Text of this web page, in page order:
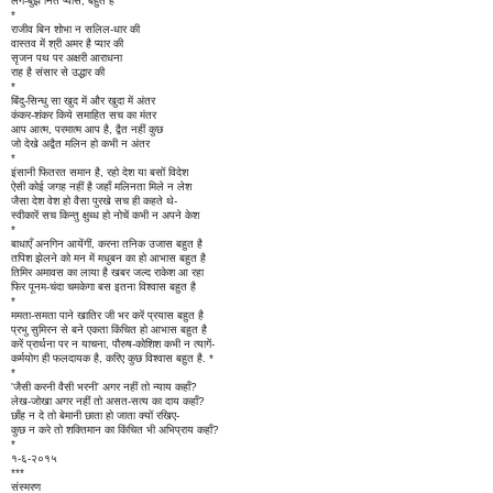
*
राजीव बिन शोभा न सलिल-धार की
वास्तव में श्री अमर है प्यार की
सृजन पथ पर अक्षरी आराधना
राह है संसार से उद्धार की
*
बिंदु-सिन्धु सा खुद में और खुदा में अंतर
कंकर-शंकर किये समाहित सच का मंतर
आप आत्म, परमात्म आप है, द्वैत नहीं कुछ
जो देखे अद्वैत मलिन हो कभी न अंतर
*
इंसानी फितरत समान है, रहो देश या बसों विदेश
ऐसी कोई जगह नहीं है जहाँ मलिनता मिले न लेश
जैसा देश वेश हो वैसा पुरखे सच ही कहते थे-
स्वीकारें सच किन्तु क्षुब्ध हो नोचें कभी न अपने केश
*
बाधाएँ अनगिन आयेंगीं, करना तनिक उजास बहुत है
तपिश झेलने को मन में मधुबन का हो आभास बहुत है
तिमिर अमावस का लाया है खबर जल्द राकेश आ रहा
फिर पूनम-चंदा चमकेगा बस इतना विश्वास बहुत है
*
ममता-समता पाने खातिर जी भर करें प्रयास बहुत है
प्रभु सुमिरन से बने एकता किंचित हो आभास बहुत है
करें प्रार्थना पर न याचना, पौरुष-कोशिश कभी न त्यागें-
कर्मयोग ही फलदायक है, करिए कुछ विश्वास बहुत है. *
*
'जैसी करनी वैसी भरनी' अगर नहीं तो न्याय कहाँ?
लेख-जोखा अगर नहीं तो असत-सत्य का दाय कहाँ?
छाँह न दे तो बेमानी छाता हो जाता क्यों रखिए-
कुछ न करे तो शक्तिमान का किंचित भी अभिप्राय कहाँ?
*
१-६-२०१५
***
संस्मरण